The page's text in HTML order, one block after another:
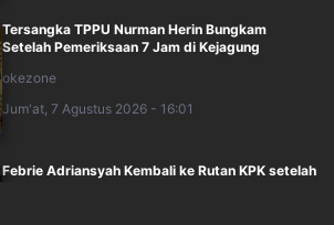
Tersangka TPPU Nurman Herin Bungkam
Setelah Pemeriksaan 7 Jam di Kejagung
okezone
Jum'at, 7 Agustus 2026 - 16:01
Febrie Adriansyah Kembali ke Rutan KPK setelah
7 Jam Diperiksa Kejagung